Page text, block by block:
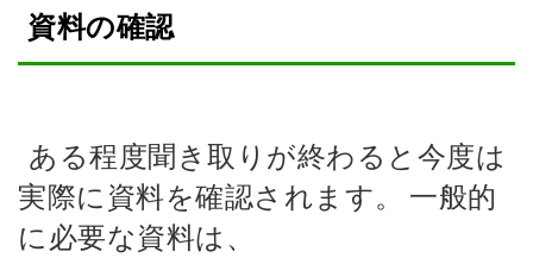
資料の確認
ある程度聞き取りが終わると今度は
実際に資料を確認されます。
一般的
に必要な資料は、